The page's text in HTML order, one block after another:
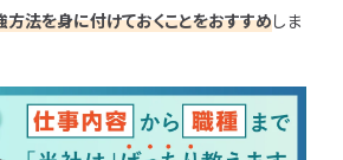
法を身に付けておくことをおすすめしま